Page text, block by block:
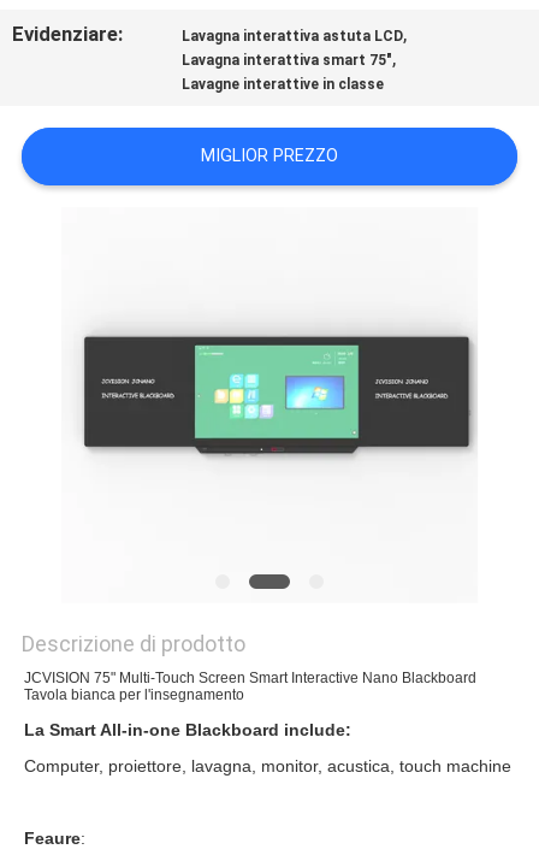
PREVENTIVO
PRIVACY
Evidenziare: Lavagna interattiva astuta LCD,
Lavagna interattiva smart 75",
Lavagne interattive in classe
MIGLIOR PREZZO
Descrizione di prodotto
JCVISION 75" Multi-Touch Screen Smart Interactive Nano Blackboard
Tavola bianca per l'insegnamento
La Smart All-in-one Blackboard include:
Computer, proiettore, lavagna, monitor, acustica, touch machine
Feaure: